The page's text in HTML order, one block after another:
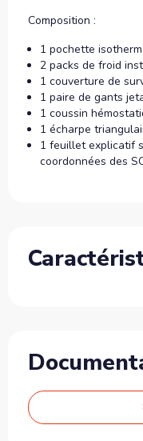
Composition :
1 pochette
2 packs de froid
1 couverture de
1 paire de gants
1 coussin
1 écharpe
1 feuillet explicatif
coordonnées des